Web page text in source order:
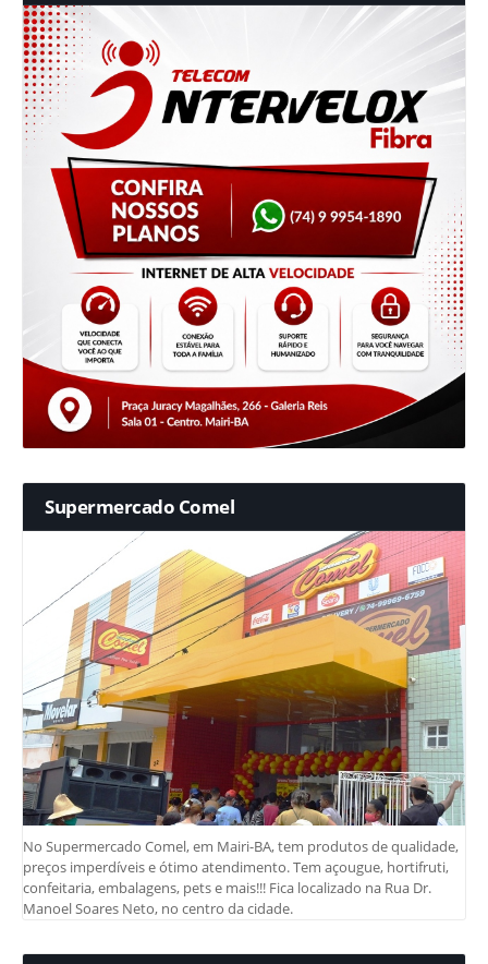
Supermercado Comel
No Supermercado Comel, em Mairi-BA, tem produtos de qualidade,
preços imperdíveis e ótimo atendimento. Tem açougue, hortifruti,
confeitaria, embalagens, pets e mais!!! Fica localizado na Rua Dr.
Manoel Soares Neto, no centro da cidade.